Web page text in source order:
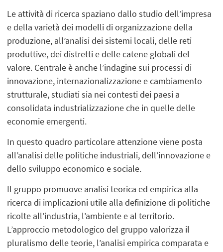
Le attività di ricerca spaziano dallo studio dell’impresa
e della varietà dei modelli di organizzazione della
produzione, all’analisi dei sistemi locali, delle reti
produttive, dei distretti e delle catene globali del
valore. Centrale è anche l’indagine sui processi di
innovazione, internazionalizzazione e cambiamento
strutturale, studiati sia nei contesti dei paesi a
consolidata industrializzazione che in quelle delle
economie emergenti.
In questo quadro particolare attenzione viene posta
all’analisi delle politiche industriali, dell’innovazione e
dello sviluppo economico e sociale.
Il gruppo promuove analisi teorica ed empirica alla
ricerca di implicazioni utile alla definizione di politiche
ricolte all’industria, l’ambiente e al territorio.
L’approccio metodologico del gruppo valorizza il
pluralismo delle teorie, l’analisi empirica comparata e